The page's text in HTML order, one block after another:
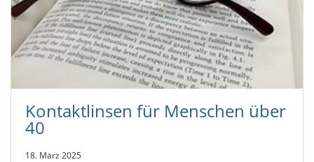
Kontaktlinsen für Menschen über
40
18. März 2025